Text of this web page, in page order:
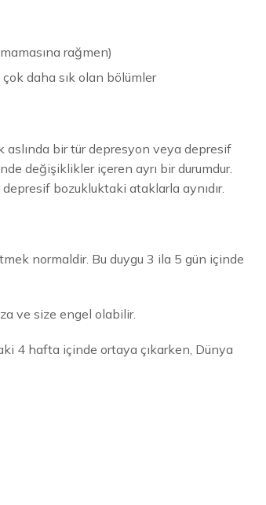
rağmen)
çok daha sık olan bölümler
bir tür depresyon veya depresif
değişiklikler içeren ayrı bir durumdur.
bozukluktaki ataklarla aynıdır.
normaldir. Bu duygu 3 ila 5 gün içinde
ve size engel olabilir.
4 hafta içinde ortaya çıkarken, Dünya